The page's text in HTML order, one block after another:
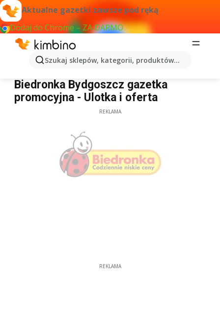
Aktualne gazetki zawsze pod ręką
Dodaj do Chrome – ZA DARMO
Szukaj sklepów, kategorii, produktów...
Biedronka Bydgoszcz
Biedronka Bydgoszcz gazetka
promocyjna - Ulotka i oferta
REKLAMA
REKLAMA